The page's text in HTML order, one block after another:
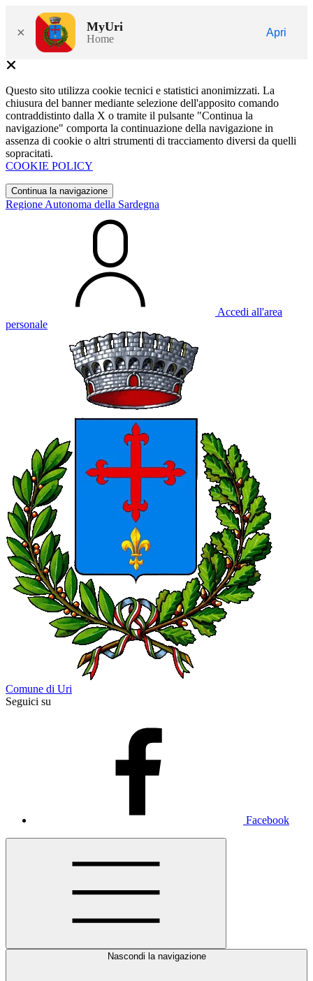
× MyUri
Home
Apri
Questo sito utilizza cookie tecnici e statistici anonimizzati. La
chiusura del banner mediante selezione dell'apposito comando
contraddistinto dalla X o tramite il pulsante "Continua la
navigazione" comporta la continuazione della navigazione in
assenza di cookie o altri strumenti di tracciamento diversi da quelli
sopracitati.
COOKIE POLICY
Continua la navigazione
Regione Autonoma della Sardegna
Accedi all'area
personale
Comune di Uri
Seguici su
Facebook
Nascondi la navigazione